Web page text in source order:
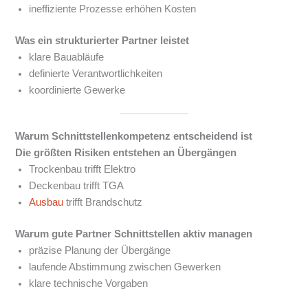
ineffiziente Prozesse erhöhen Kosten
Was ein strukturierter Partner leistet
klare Bauabläufe
definierte Verantwortlichkeiten
koordinierte Gewerke
Warum Schnittstellenkompetenz entscheidend ist
Die größten Risiken entstehen an Übergängen
Trockenbau trifft Elektro
Deckenbau trifft TGA
Ausbau trifft Brandschutz
Warum gute Partner Schnittstellen aktiv managen
präzise Planung der Übergänge
laufende Abstimmung zwischen Gewerken
klare technische Vorgaben